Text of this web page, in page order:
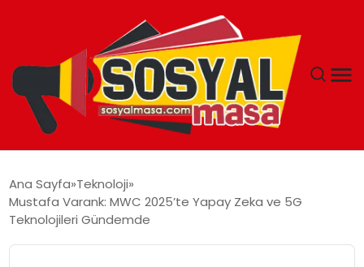
EKONOMI
Ana Sayfa Teknoloji
Mustafa Varank: MWC 2025’te Yapay Zeka ve 5G
Teknolojileri Gündemde